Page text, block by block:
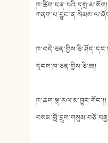
ཁ་ཚིག་ངན་པའི་དགྲ་མ་སོག།
དྭངས་ཁ་ཅན་གྱིས་ཅི་ཟ།།
ཁ་ཆག་སྣ་རལ་མ་བྱུང་གོང་།།